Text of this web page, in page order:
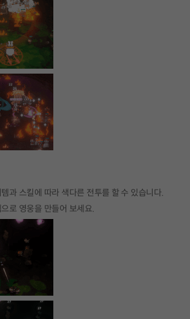
과 스킬에 따라 색다른 전투를 할 수 있습니다.
로 영웅을 만들어 보세요.